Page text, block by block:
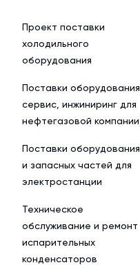
Проект поставки
холодильного
оборудования
Поставки оборудования,
сервис, инжиниринг для
нефтегазовой компании
Поставки оборудования
и запасных частей для
электростанции
Техническое
обслуживание и ремонт
испарительных
конденсаторов